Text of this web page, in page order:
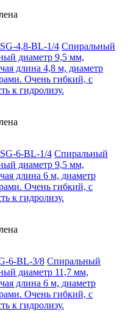
4,8-BL-1/4 Спиральный
диаметр 9,5 мм,
длина 4,8 м, диаметр
Очень гибкий, с
к гидролизу.
6-BL-1/4 Спиральный
диаметр 9,5 мм,
длина 6 м, диаметр
Очень гибкий, с
к гидролизу.
6-BL-3/8 Спиральный
диаметр 11,7 мм,
длина 6 м, диаметр
Очень гибкий, с
к гидролизу.